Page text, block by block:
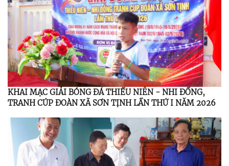
KHAI MẠC GIẢI BÓNG ĐÁ THIẾU NIÊN - NHI ĐỒNG,
TRANH CÚP ĐOÀN XÃ SƠN TỊNH LẦN THỨ I NĂM 2026